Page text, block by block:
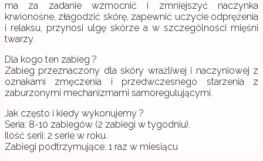
ma za zadanie wzmocnić i zmniejszyć naczynka
krwionośne, złagodzić skórę, zapewnić uczycie odprężenia
i relaksu, przynosi ulgę skórze a w szczególności mięśni
twarzy.
Dla kogo ten zabieg ?
Zabieg przeznaczony dla skóry wrażliwej i naczyniowej z
oznakami zmęczenia i przedwczesnego starzenia z
zaburzonymi mechanizmami samoregulującymi.
Jak często i kiedy wykonujemy ?
Seria: 8-10 zabiegów (2 zabiegi w tygodniu).
Ilość serii: 2 serie w roku.
Zabiegi podtrzymujące: 1 raz w miesiącu